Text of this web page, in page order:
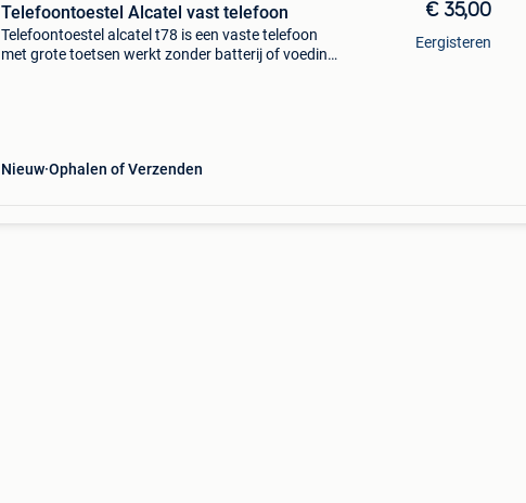
Telefoontoestel Alcatel vast telefoon
Telefoontoestel alcatel t78 is een vaste telefoon
met grote toetsen werkt zonder batterij of voeding
Nieuw Ophalen of Verzenden
€ 35,00
Eergisteren